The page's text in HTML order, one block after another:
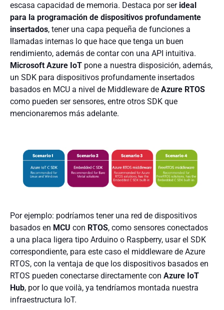
escasa capacidad de memoria. Destaca por ser ideal
para la programación de dispositivos profundamente
insertados, tener una capa pequeña de funciones a
llamadas internas lo que hace que tenga un buen
rendimiento, además de contar con una API intuitiva.
Microsoft Azure IoT pone a nuestra disposición, además,
un SDK para dispositivos profundamente insertados
basados en MCU a nivel de Middleware de Azure RTOS
como pueden ser sensores, entre otros SDK que
mencionaremos más adelante.
Por ejemplo: podríamos tener una red de dispositivos
basados en MCU con RTOS, como sensores conectados
a una placa ligera tipo Arduino o Raspberry, usar el SDK
correspondiente, para este caso el middleware de Azure
RTOS, con la ventaja de que los dispositivos basados en
RTOS pueden conectarse directamente con Azure IoT
Hub, por lo que voilà, ya tendríamos montada nuestra
infraestructura IoT.